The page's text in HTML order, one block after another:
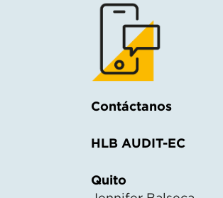
Contáctanos
HLB AUDIT-EC
Quito